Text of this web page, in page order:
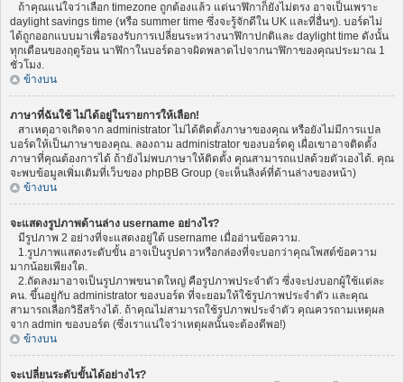
ถ้าคุณแน่ใจว่าเลือก timezone ถูกต้องแล้ว แต่นาฬิกาก็ยังไม่ตรง อาจเป็นเพราะ
daylight savings time (หรือ summer time ซึ่งจะรู้จักดีใน UK และที่อื่นๆ). บอร์ดไม่
ได้ถูกออกแบบมาเพื่อรองรับการเปลี่ยนระหว่างนาฬิกาปกติและ daylight time ดังนั้น
ทุกเดือนของฤดูร้อน นาฬิกาในบอร์ดอาจผิดพลาดไปจากนาฬิกาของคุณประมาณ 1
ชั่วโมง.
ข้างบน
ภาษาที่ฉันใช้ ไม่ได้อยู่ในรายการให้เลือก!
สาเหตุอาจเกิดจาก administrator ไม่ได้ติดตั้งภาษาของคุณ หรือยังไม่มีการแปล
บอร์ดให้เป็นภาษาของคุณ. ลองถาม administrator ของบอร์ดดู เผื่อเขาอาจติดตั้ง
ภาษาที่คุณต้องการได้ ถ้ายังไม่พบภาษาให้ติดตั้ง คุณสามารถแปลด้วยตัวเองได้. คุณ
จะพบข้อมูลเพิ่มเติมที่เว็บของ phpBB Group (จะเห็นลิงค์ที่ด้านล่างของหน้า)
ข้างบน
จะแสดงรูปภาพด้านล่าง username อย่างไร?
มีรูปภาพ 2 อย่างที่จะแสดงอยู่ใต้ username เมื่ออ่านข้อความ.
1.รูปภาพแสดงระดับขั้น อาจเป็นรูปดาวหรือกล่องที่จะบอกว่าคุณโพสต์ข้อความ
มากน้อยเพียงใด.
2.ถัดลงมาอาจเป็นรูปภาพขนาดใหญ่ คือรูปภาพประจำตัว ซึ่งจะบ่งบอกผู้ใช้แต่ละ
คน. ขึ้นอยู่กับ administrator ของบอร์ด ที่จะยอมให้ใช้รูปภาพประจำตัว และคุณ
สามารถเลือกวิธีสร้างได้. ถ้าคุณไม่สามารถใช้รูปภาพประจำตัว คุณควรถามเหตุผล
จาก admin ของบอร์ด (ซึ่งเราแน่ใจว่าเหตุผลนั้นจะต้องดีพอ!)
ข้างบน
จะเปลี่ยนระดับขั้นได้อย่างไร?